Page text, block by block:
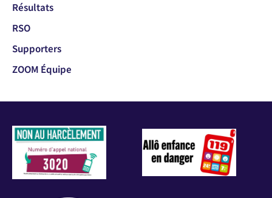
Résultats
RSO
Supporters
ZOOM Équipe